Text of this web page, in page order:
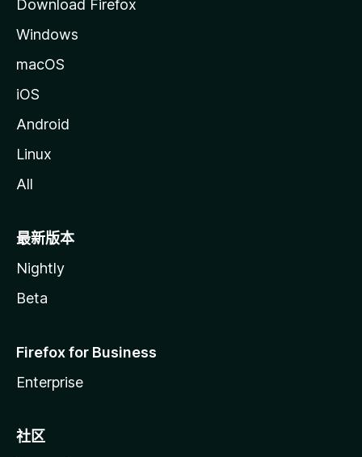
Download Firefox
Windows
macOS
iOS
Android
Linux
All
最新版本
Nightly
Beta
Firefox for Business
Enterprise
社区